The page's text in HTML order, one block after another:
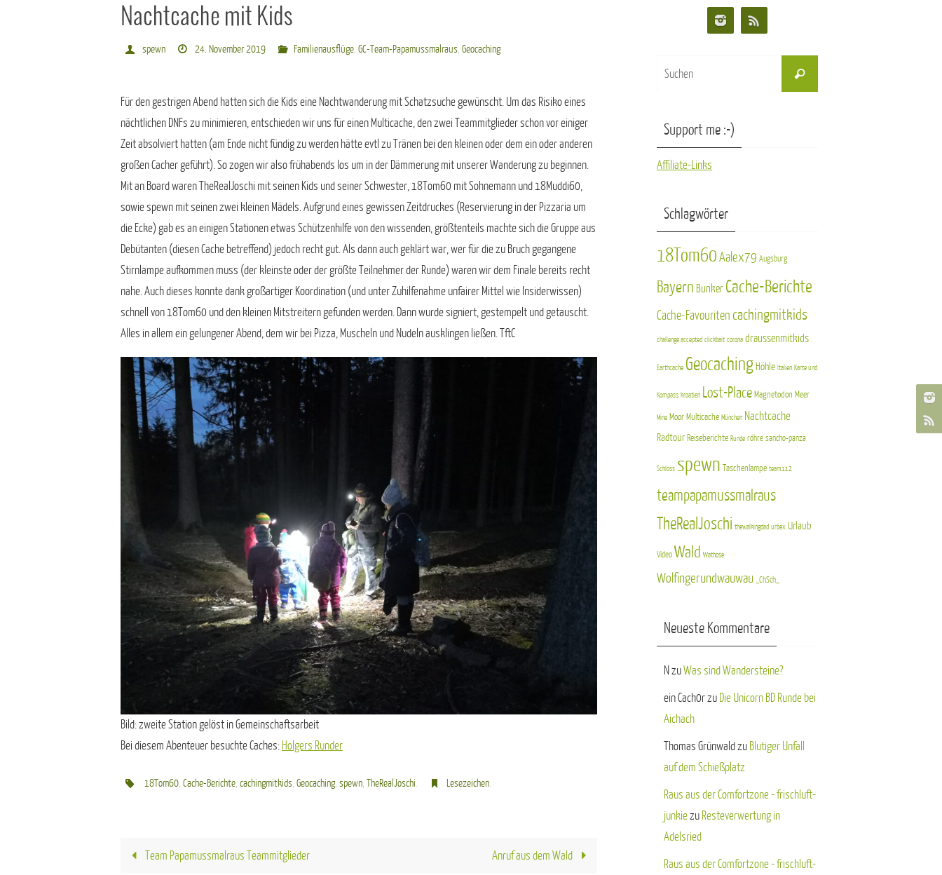
Nachtcache mit Kids
spewn 24. November 2019 Familienausflüge,GC-Team-Papamussmalraus,Geocaching
Für den gestrigen Abend hatten sich die Kids eine Nachtwanderung mit Schatzsuche gewünscht. Um das Risiko eines
nächtlichen DNFs zu minimieren, entschieden wir uns für einen Multicache, den zwei Teammitglieder schon vor einiger
Zeit absolviert hatten (am Ende nicht fündig zu werden hätte evtl zu Tränen bei den kleinen oder dem ein oder anderen
großen Cacher geführt). So zogen wir also frühabends los um in der Dämmerung mit unserer Wanderung zu beginnen.
Mit an Board waren TheRealJoschi mit seinen Kids und seiner Schwester, 18Tom60 mit Sohnemann und 18Muddi60,
sowie spewn mit seinen zwei kleinen Mädels. Aufgrund eines gewissen Zeitdruckes (Reservierung in der Pizzaria um
die Ecke) gab es an einigen Stationen etwas Schützenhilfe von den wissenden, größtenteils machte sich die Gruppe aus
Debütanten (diesen Cache betreffend) jedoch recht gut. Als dann auch geklärt war, wer für die zu Bruch gegangene
Stirnlampe aufkommen muss (der kleinste oder der größte Teilnehmer der Runde) waren wir dem Finale bereits recht
nahe. Auch dieses konnte dank großartiger Koordination (und unter Zuhilfenahme unfairer Mittel wie Insiderwissen)
schnell von 18Tom60 und den kleinen Mitstreitern gefunden werden. Dann wurde signiert, gestempelt und getauscht.
Alles in allem ein gelungener Abend, dem wir bei Pizza, Muscheln und Nudeln ausklingen ließen. TftC
Bild: zweite Station gelöst in Gemeinschaftsarbeit
Bei diesem Abenteuer besuchte Caches: Holgers Runder
18Tom60, Cache-Berichte, cachingmitkids, Geocaching, spewn, TheRealJoschi. Lesezeichen.
Team Papamussmalraus Teammitglieder Anruf aus dem Wald
Suchen
Support me :-)
Affiliate-Links
Schlagwörter
18Tom60Aalex79 Augsburg
Bayern Bunker Cache-Berichte
Cache-Favouriten cachingmitkids
challenge accepted clickbait corona draussenmitkids
Earthcache Geocaching Höhle Italien Karte und
Kompass kroatien Lost-Place Magnetodon Meer
Mine Moor Multicache München Nachtcache
Radtour Reiseberichte Runde röhre sancho-panza
Schloss spewn Taschenlampe team112
teampapamussmalraus
TheRealJoschi thewalkingdad urbex Urlaub
Video Wald Wathose
Wolfingerundwauwau _ChSch_
Neueste Kommentare
N zuWas sind Wandersteine?
ein Cach0rzu Die Unicorn BD Runde bei
Aichach
Thomas Grünwaldzu Blutiger Unfall
auf dem Schießplatz
Raus aus der Comfortzone - frischluft-
junkiezu Resteverwertung in
Adelsried
Raus aus der Comfortzone - frischluft-